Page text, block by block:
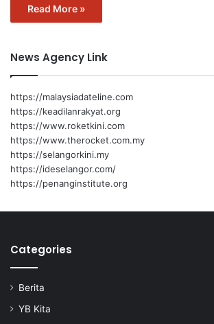
Read More »
News Agency Link
https://malaysiadateline.com
https://keadilanrakyat.org
https://www.roketkini.com
https://www.therocket.com.my
https://selangorkini.my
https://ideselangor.com/
https://penanginstitute.org
Categories
Berita
YB Kita